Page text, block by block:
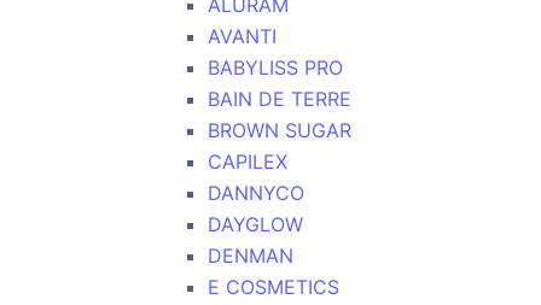
ALURAM
AVANTI
BABYLISS PRO
BAIN DE TERRE
BROWN SUGAR
CAPILEX
DANNYCO
DAYGLOW
DENMAN
E COSMETICS